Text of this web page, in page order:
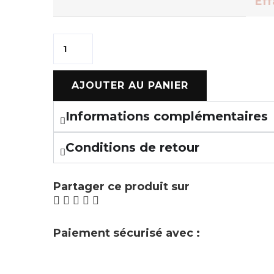
AJOUTER AU PANIER
Informations complémentaires
Conditions de retour
Partager ce produit sur
Paiement sécurisé avec :